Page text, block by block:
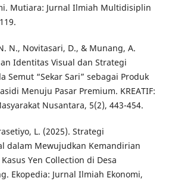
Mutiara: Jurnal Ilmiah Multidisiplin
N., Novitasari, D., & Munang, A.
Identitas Visual dan Strategi
Semut “Sekar Sari” sebagai Produk
Menuju Pasar Premium. KREATIF:
Nusantara, 5(2), 443-454.
L. (2025). Strategi
dalam Mewujudkan Kemandirian
Yen Collection di Desa
Ekopedia: Jurnal Ilmiah Ekonomi,